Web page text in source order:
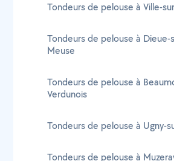
Tondeurs de pelouse à Ville-
Tondeurs de pelouse à Dieue-
Meuse
Tondeurs de pelouse à
Verdunois
Tondeurs de pelouse à Ugny-
Tondeurs de pelouse à